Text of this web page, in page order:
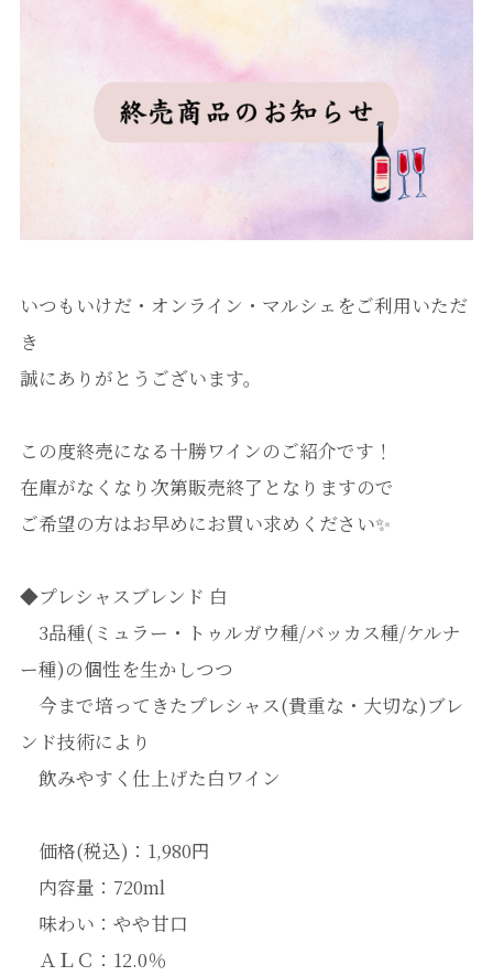
いつもいけだ・オンライン・マルシェをご利用いただ
き
誠にありがとうございます。
この度終売になる十勝ワインのご紹介です！
在庫がなくなり次第販売終了となりますので
ご希望の方はお早めにお買い求めください✨
◆プレシャスブレンド 白
3品種(ミュラー・トゥルガウ種/バッカス種/ケルナ
ー種)の個性を生かしつつ
今まで培ってきたプレシャス(貴重な・大切な)ブレ
ンド技術により
飲みやすく仕上げた白ワイン
価格(税込)：1,980円
内容量：720ml
味わい：やや甘口
ＡＬＣ：12.0％